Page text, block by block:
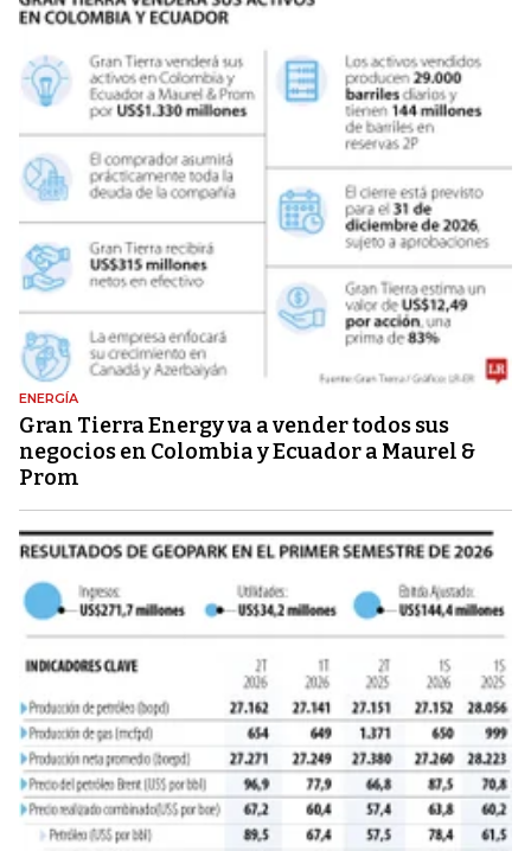
ENERGÍA
Gran Tierra Energy va a vender todos sus
negocios en Colombia y Ecuador a Maurel &
Prom